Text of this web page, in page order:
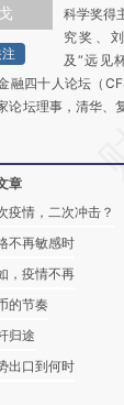
科学奖得
究奖、
及“远见
融四十人论坛（
论坛理事，清华、
章
疫情，二次冲击？
不再敏感时
，疫情不再
的节奏
归途
出口到何时